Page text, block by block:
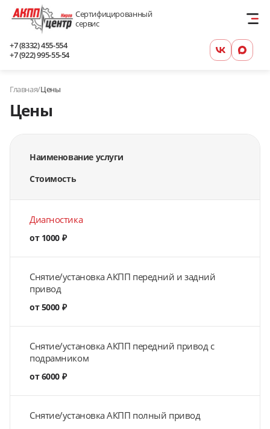
Сертифицированный
сервис
+7 (8332) 455-554
+7 (922) 995-55-54
Главная/Цены
Цены
Наименование услуги
Стоимость
Диагностика
от 1000 ₽
Снятие/установка АКПП передний и задний
привод
от 5000 ₽
Снятие/установка АКПП передний привод с
подрамником
от 6000 ₽
Снятие/установка АКПП полный привод